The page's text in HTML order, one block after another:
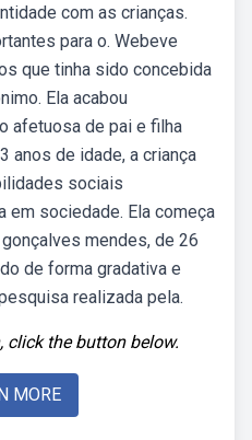
com as crianças.
para o. Webeve
que tinha sido concebida
Ela acabou
afetuosa de pai e filha
anos de idade, a criança
sociais
em sociedade. Ela começa
mendes, de 26
de forma gradativa e
realizada pela.
click the button below.
MORE